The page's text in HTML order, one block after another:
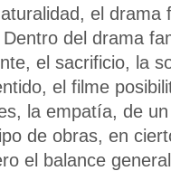
el drama
del drama
el sacrificio, la
el filme
la empatía, de
de obras, en
el balance